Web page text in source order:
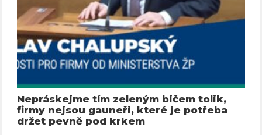
Nepráskejme tím zeleným bičem tolik,
firmy nejsou gauneři, které je potřeba
držet pevně pod krkem